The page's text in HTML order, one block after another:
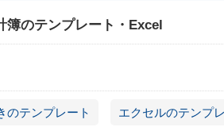
簿のテンプレート・Excel
のテンプレート エクセルのテンプ